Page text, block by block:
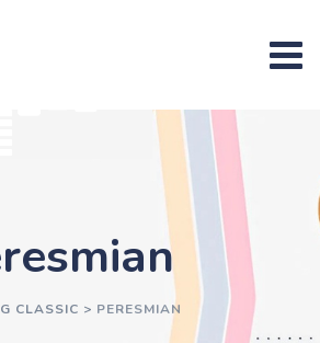
CLASSIC > PERESMIAN